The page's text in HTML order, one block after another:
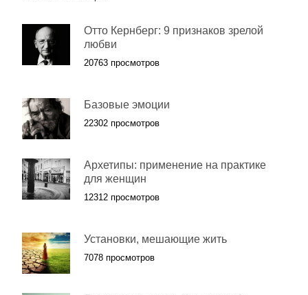
Отто Кернберг: 9 признаков зрелой
любви
20763 просмотров
Базовые эмоции
22302 просмотров
Архетипы: применение на практике
для женщин
12312 просмотров
Установки, мешающие жить
7078 просмотров